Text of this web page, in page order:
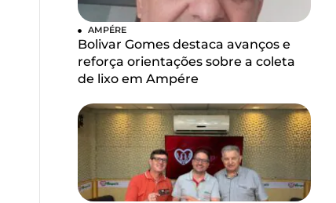
AMPÉRE
Bolivar Gomes destaca avanços e
reforça orientações sobre a coleta
de lixo em Ampére